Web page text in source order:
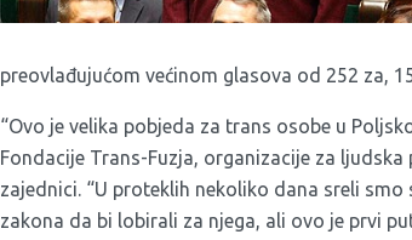
preovlađujućom većinom glasova od 252 za,
“Ovo je velika pobjeda za trans osobe u
Fondacije Trans-Fuzja, organizacije za
zajednici. “U proteklih nekoliko dana sreli
zakona da bi lobirali za njega, ali ovo je prvi